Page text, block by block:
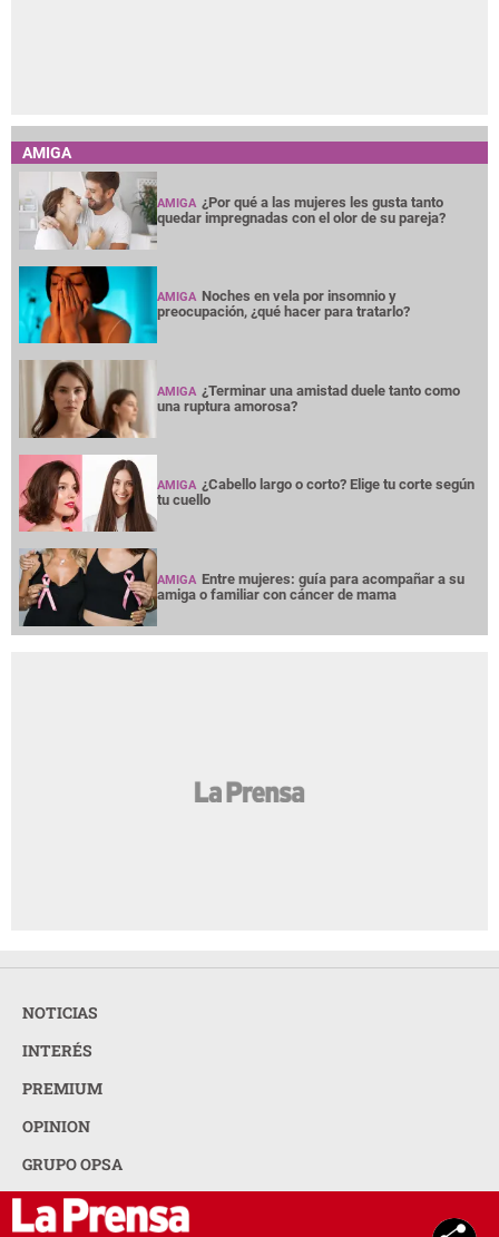
AMIGA
AMIGA ¿Por qué a las mujeres les gusta tanto
quedar impregnadas con el olor de su pareja?
AMIGA Noches en vela por insomnio y
preocupación, ¿qué hacer para tratarlo?
AMIGA ¿Terminar una amistad duele tanto como
una ruptura amorosa?
AMIGA ¿Cabello largo o corto? Elige tu corte según
tu cuello
AMIGA Entre mujeres: guía para acompañar a su
amiga o familiar con cáncer de mama
NOTICIAS
INTERÉS
PREMIUM
OPINION
GRUPO OPSA